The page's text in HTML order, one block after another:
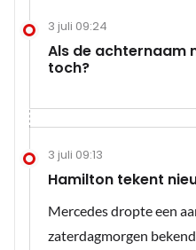
3 juli 09:24
Als de achternaam
toch?
3 juli 09:13
Hamilton tekent
Mercedes dropte een
zaterdagmorgen